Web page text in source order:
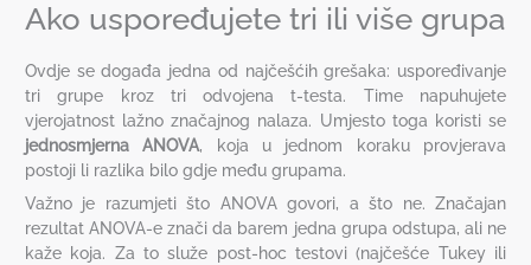
Ako uspoređujete tri ili više grupa
Ovdje se događa jedna od najčešćih grešaka: uspoređivanje
tri grupe kroz tri odvojena t-testa. Time napuhujete
vjerojatnost lažno značajnog nalaza. Umjesto toga koristi se
jednosmjerna ANOVA, koja u jednom koraku provjerava
postoji li razlika bilo gdje među grupama.
Važno je razumjeti što ANOVA govori, a što ne. Značajan
rezultat ANOVA-e znači da barem jedna grupa odstupa, ali ne
kaže koja. Za to služe post-hoc testovi (najčešće Tukey ili